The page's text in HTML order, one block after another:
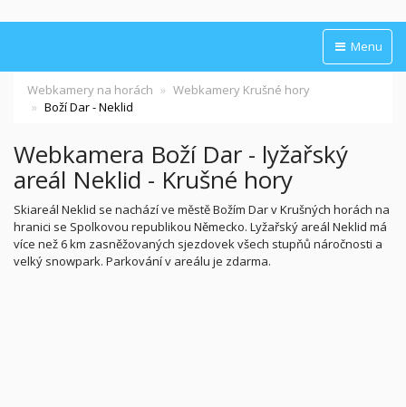
Menu
Webkamery na horách
Webkamery Krušné hory
Boží Dar - Neklid
Webkamera Boží Dar - lyžařský
areál Neklid - Krušné hory
Skiareál Neklid se nachází ve městě Božím Dar v Krušných horách na
hranici se Spolkovou republikou Německo. Lyžařský areál Neklid má
více než 6 km zasněžovaných sjezdovek všech stupňů náročnosti a
velký snowpark. Parkování v areálu je zdarma.